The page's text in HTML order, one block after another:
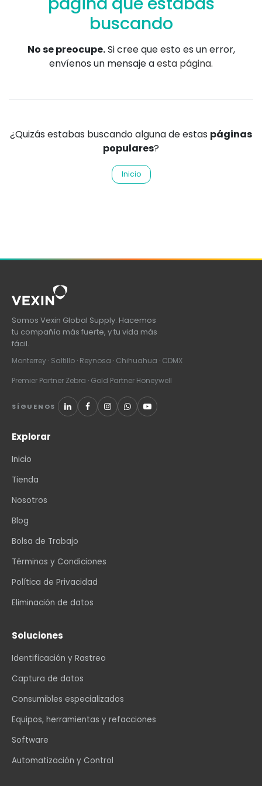
buscando
No se preocupe.Si cree que esto es un error,
envíenos un mensaje aesta página.
¿Quizás estabas buscando alguna de estas páginas
populares?
Inicio
Somos Vexin Global Supply. Hacemos
tu compañía más fuerte, y tu vida más
fácil.
Monterrey · Saltillo · Reynosa · Chihuahua · CDMX
Premier Partner Zebra · Gold Partner Honeywell
SÍGUENOS
Explorar
Inicio
Tienda
Nosotros
Blog
Bolsa de Trabajo
Términos y Condiciones
Política de Privacidad
Eliminación de datos
Soluciones
Identificación y Rastreo
Captura de datos
Consumibles especializados
Equipos, herramientas y refacciones
Software
Automatización y Control